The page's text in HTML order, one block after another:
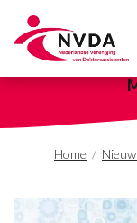
Home /